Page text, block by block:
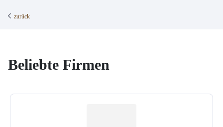
zurück
Beliebte Firmen